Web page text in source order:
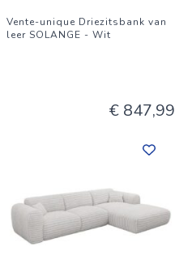
Vente-unique Driezitsbank van
leer SOLANGE - Wit
€ 847,99